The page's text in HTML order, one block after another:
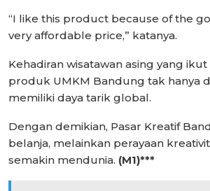
“I like this product because of the
very affordable price,” katanya.
Kehadiran wisatawan asing yang
produk UMKM Bandung tak hanya
memiliki daya tarik global.
Dengan demikian, Pasar Kreatif
belanja, melainkan perayaan
semakin mendunia. (M1)***